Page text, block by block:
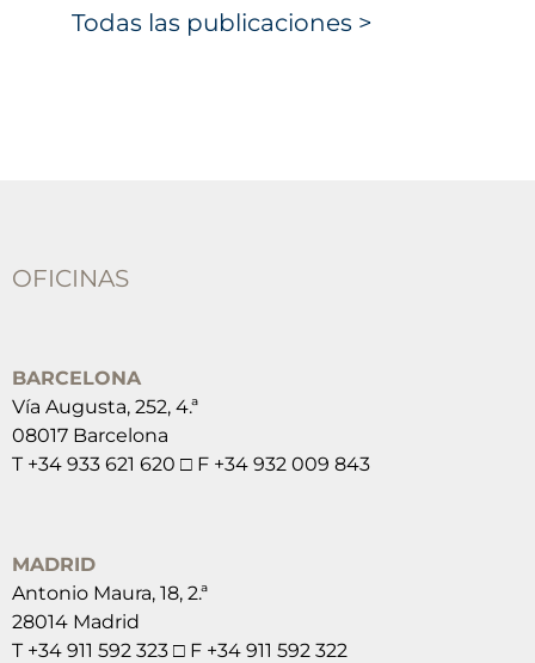
Todas las publicaciones >
OFICINAS
BARCELONA
Vía Augusta, 252, 4.ª
08017 Barcelona
T +34 933 621 620 □ F +34 932 009 843
MADRID
Antonio Maura, 18, 2.ª
28014 Madrid
T +34 911 592 323 □ F +34 911 592 322